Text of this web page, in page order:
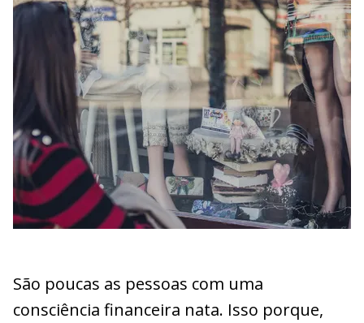
São poucas as pessoas com uma
consciência financeira nata. Isso porque,